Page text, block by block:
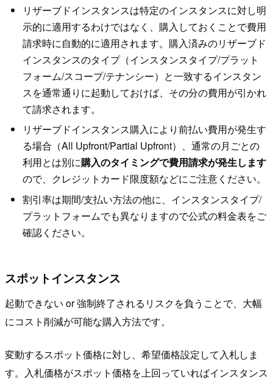
リザーブドインスタンスは特定のインスタンスに対し明
示的に適用するわけではなく、購入しておくことで費用
請求時に自動的に適用されます。購入済みのリザーブド
インスタンスのタイプ（インスタンスタイプ/プラット
フォーム/スコープ/テナンシー）と一致するインスタン
スを通常通りに起動しておけば、その分の費用が引かれ
て請求されます。
リザーブドインスタンス購入により前払い費用が発生す
る場合（All Upfront/Partial Upfront）、通常の月ごとの
利用とは別に購入のタイミングで費用請求が発生します
ので、クレジットカード限度額などにご注意ください。
割引率は期間/支払い方法の他に、インスタンスタイプ/
プラットフォームでも異なりますので公式の料金表をご
確認ください。
スポットインスタンス
起動できない or 強制終了されるリスクを負うことで、大幅
にコスト削減が可能な購入方法です。
変動するスポット価格に対し、希望価格設定して入札しま
す。入札価格がスポット価格を上回っていればインスタンス